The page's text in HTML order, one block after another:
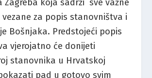
Zagreba koja sadrži sve važne
za popis stanovništva i
Bošnjaka. Predstojeći popis
vjerojatno će donijeti
stanovnika u Hrvatskoj
pad u gotovo svim